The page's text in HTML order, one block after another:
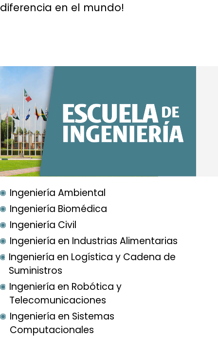
diferencia en el mundo!
Ingeniería Ambiental
Ingeniería Biomédica
Ingeniería Civil
Ingeniería en Industrias Alimentarias
Ingeniería en Logística y Cadena de
Suministros
Ingeniería en Robótica y
Telecomunicaciones
Ingeniería en Sistemas
Computacionales